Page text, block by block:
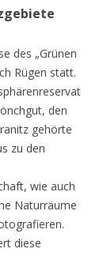
des „Grünen
Rügen statt.
den
gehörte
zu den
wie auch
Naturräume
diese